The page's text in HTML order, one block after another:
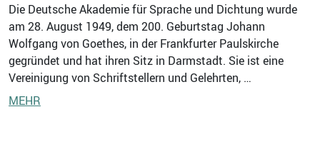
Die Deutsche Akademie für Sprache und Dichtung wurde
am 28. August 1949, dem 200. Geburtstag Johann
Wolfgang von Goethes, in der Frankfurter Paulskirche
gegründet und hat ihren Sitz in Darmstadt. Sie ist eine
Vereinigung von Schriftstellern und Gelehrten, …
MEHR